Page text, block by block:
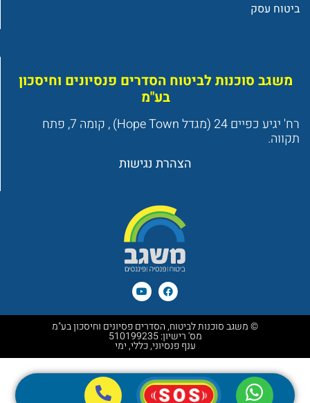
ביטוח עסק
משגב סוכנות לביטוח הסדרים פנסיונים וחיסכון
בע"מ
רח' יגיע כפיים 24 (מגדל Hope Town) , קומה 7, פתח
תקווה.
הצהרת נגישות
© משגב סוכנות לביטוח, הסדרים פסיונים וחיסכון בע"מ
מס' רישיון: 510199235
ענף פנסיוני, כללי, ימי